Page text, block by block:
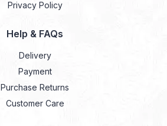
Privacy Policy
Help & FAQs
Delivery
Payment
Purchase Returns
Customer Care